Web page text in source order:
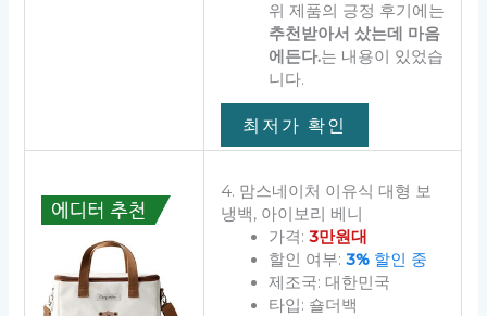
위 제품의 긍정 후기에는
추천받아서 샀는데 마음
에든다.는 내용이 있었습
니다.
최저가 확인
4. 맘스네이처 이유식 대형 보
냉백, 아이보리 베니
가격: 3만원대
할인 여부: 3%할인 중
제조국: 대한민국
타입: 숄더백